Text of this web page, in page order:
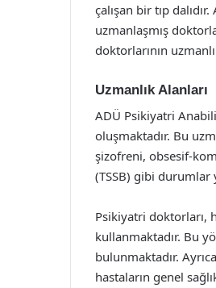
çalışan bir tıp
uzmanlaşmış
doktorlarının
Uzmanlık Alanları
ADÜ Psikiyatri
oluşmaktadır. Bu
şizofreni, obsesif-
(TSSB) gibi durumlar
Psikiyatri doktorları,
kullanmaktadır. Bu
bulunmaktadır.
hastaların genel